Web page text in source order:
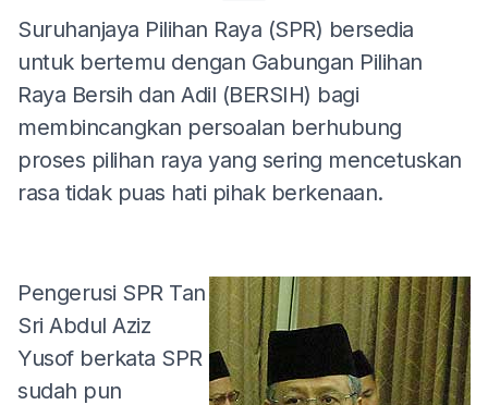
Suruhanjaya Pilihan Raya (SPR) bersedia
untuk bertemu dengan Gabungan Pilihan
Raya Bersih dan Adil (BERSIH) bagi
membincangkan persoalan berhubung
proses pilihan raya yang sering mencetuskan
rasa tidak puas hati pihak berkenaan.
Pengerusi SPR Tan
Sri Abdul Aziz
Yusof berkata SPR
sudah pun